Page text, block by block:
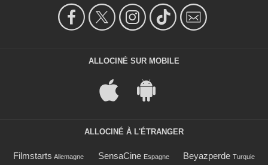
ALLOCINÉ SUR MOBILE
ALLOCINÉ À L'ÉTRANGER
Filmstarts Allemagne SensaCine Espagne Beyazperde Turquie